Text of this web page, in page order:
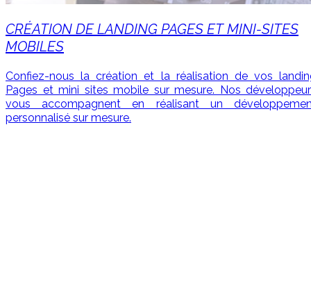
CRÉATION DE LANDING PAGES ET MINI-SITES
MOBILES
Confiez-nous la création et la réalisation de vos
Pages et mini sites mobile sur mesure. Nos
vous accompagnent en réalisant un
personnalisé sur mesure.